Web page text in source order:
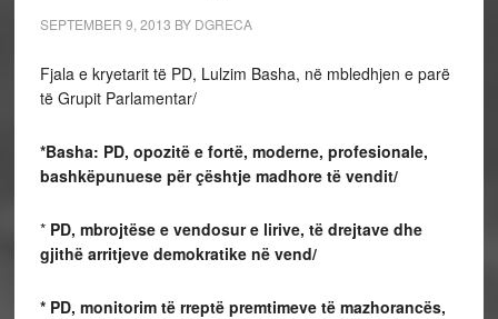
SEPTEMBER 9, 2013 BY DGRECA
Fjala e kryetarit të PD, Lulzim Basha, në mbledhjen e parë
të Grupit Parlamentar/
*Basha: PD, opozitë e fortë, moderne, profesionale,
bashkëpunuese për çështje madhore të vendit/
*PD, mbrojtëse e vendosur e lirive, të drejtave dhe
gjithë arritjeve demokratike në vend/
* PD, monitorim të rreptë premtimeve të mazhorancës,